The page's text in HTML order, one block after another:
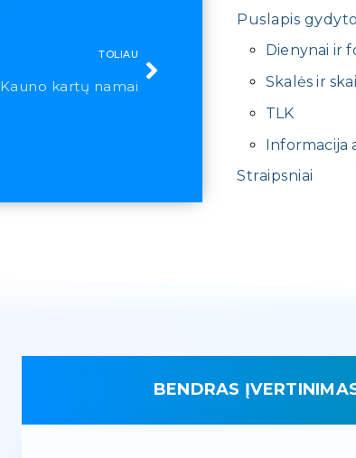
TOLIAU
Kauno kartų namai
Puslapis
Dienynai ir
Skalės ir
TLK
Informacija
Straipsniai
BENDRAS